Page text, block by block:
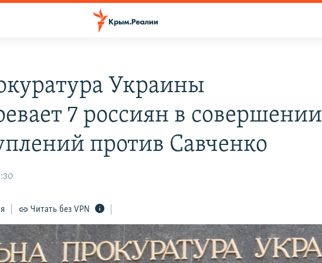
Украины
7 россиян в совершении
против Савченко
Читать без VPN